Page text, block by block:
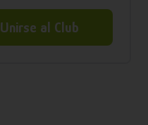
Unirse al Club